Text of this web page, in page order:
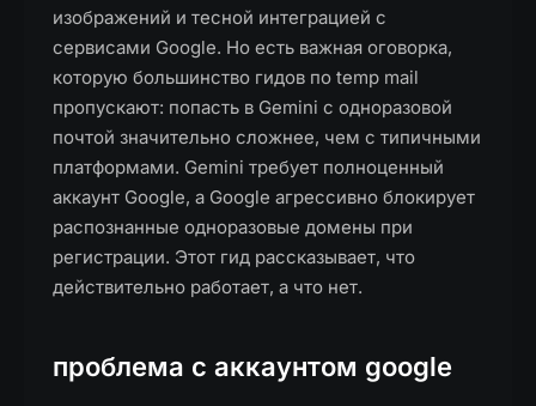
изображений и тесной интеграцией с
сервисами Google. Но есть важная оговорка,
которую большинство гидов по temp mail
пропускают: попасть в Gemini с одноразовой
почтой значительно сложнее, чем с типичными
платформами. Gemini требует полноценный
аккаунт Google, а Google агрессивно блокирует
распознанные одноразовые домены при
регистрации. Этот гид рассказывает, что
действительно работает, а что нет.
проблема с аккаунтом google